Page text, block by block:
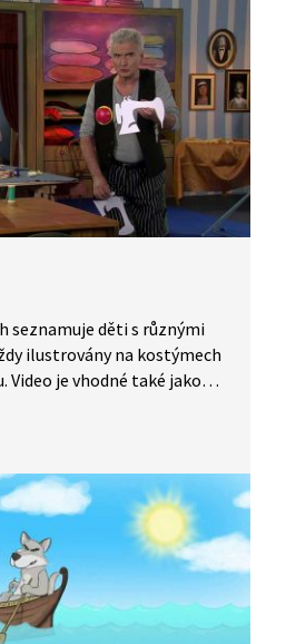
však Diogénovi dalším
zvítězit mohou i ti slabší.
jako doplňkový materiál
seznamuje děti s různými
ilustrovány na kostýmech
Určeno především
školního věku.